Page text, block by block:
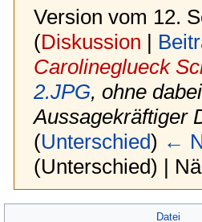
Version vom 12.
(Diskussion |
Carolineglueck
2.JPG, ohne
Aussagekräftiger
(Unterschied) ←
(Unterschied) |
Datei